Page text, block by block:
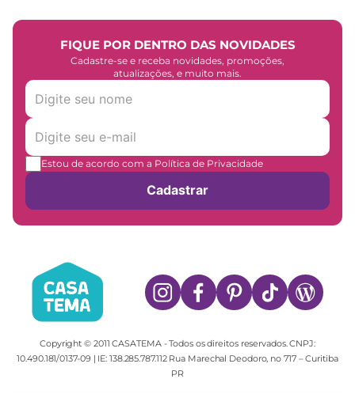
FIQUE POR DENTRO DAS NOVIDADES
Cadastre-se e receba novidades, promoções,
atualizações, e muito mais.
Estou de acordo com a Política de Privacidade
Cadastrar
Copyright © 2011 CASATEMA - Todos os direitos reservados. CNPJ:
10.490.181/0137-09 | IE: 138.285.787.112 Rua Marechal Deodoro, no 717 – Curitiba
PR